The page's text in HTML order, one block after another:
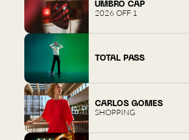
UMBRO CAP
2026 OFF 1
TOTAL PASS
CARLOS GOMES
SHOPPING